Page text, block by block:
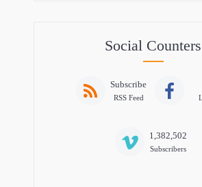
Social Counters
Subscribe
RSS Feed
1,382,502
Subscribers